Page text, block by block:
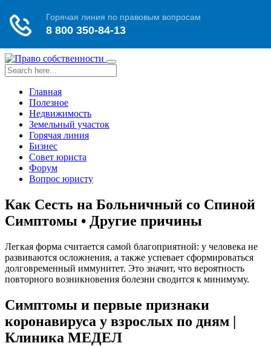
Toggle
navigation
Главная
Полезное
Недвижимость
Земельный участок
Горячая линия
Бизнес
Совет юриста
Форум
Вопрос юристу
Как Сесть на Больничный со Спиной
Симптомы • Другие причины
Легкая форма считается самой благоприятной: у человека не
развиваются осложнения, а также успевает сформироваться
долговременный иммунитет. Это значит, что вероятность
повторного возникновения болезни сводится к минимуму.
Симптомы и первые признаки
коронавируса у взрослых по дням |
Клиника МЕДЕЛ